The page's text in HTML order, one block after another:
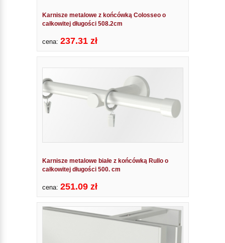
Karnisze metalowe z końcówką Colosseo o
całkowitej długości 508.2cm
cena: 237.31 zł
Karnisze metalowe białe z końcówką Rullo o
całkowitej długości 500. cm
cena: 251.09 zł